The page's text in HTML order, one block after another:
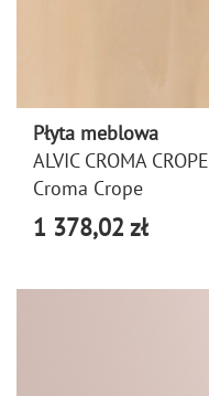
Płyta meblowa
ALVIC CROMA CROPE
Croma Crope
1 378,02 zł